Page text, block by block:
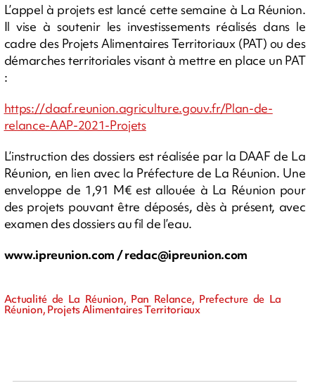
L’appel à projets est lancé cette semaine à La Réunion.
Il vise à soutenir les investissements réalisés dans le
cadre des Projets Alimentaires Territoriaux (PAT) ou des
démarches territoriales visant à mettre en place un PAT
:
https://daaf.reunion.agriculture.gouv.fr/Plan-de-
relance-AAP-2021-Projets
L’instruction des dossiers est réalisée par la DAAF de La
Réunion, en lien avec la Préfecture de La Réunion. Une
enveloppe de 1,91 M€ est allouée à La Réunion pour
des projets pouvant être déposés, dès à présent, avec
examen des dossiers au fil de l’eau.
www.ipreunion.com /redac@ipreunion.com
Actualité de La Réunion, Pan Relance, Prefecture de La
Réunion, Projets Alimentaires Territoriaux